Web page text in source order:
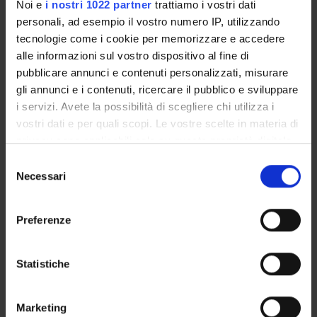
Noi e i nostri 1022 partner trattiamo i vostri dati
personali, ad esempio il vostro numero IP, utilizzando
tecnologie come i cookie per memorizzare e accedere
alle informazioni sul vostro dispositivo al fine di
pubblicare annunci e contenuti personalizzati, misurare
gli annunci e i contenuti, ricercare il pubblico e sviluppare
i servizi. Avete la possibilità di scegliere chi utilizza i
vostri dati e per quali scopi. Le vostre scelte in materia di
privacy sono applicabili solo su questa proprietà digitale
modificare o revocare il proprio consenso in qualsiasi
momento dalla Dichiarazione sui cookie o facendo clic
raccogliere informazioni sulla tua posizione
geografica, con un'approssimazione di qualche
Identificare il tuo dispositivo, scansionandolo
delNecessari
Preferenze
Statistiche
Marketing
MEMBERS
Valerio Arietti
Francesco Ausania
Mattia Bertolazzo
Marzia Boaretti
Margherita Brondino
Alberto Carli
Barbara Cisterna